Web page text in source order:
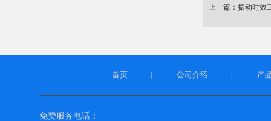
上一篇： 振动时效
首页 | 公司介绍 | 产
免费服务电话：